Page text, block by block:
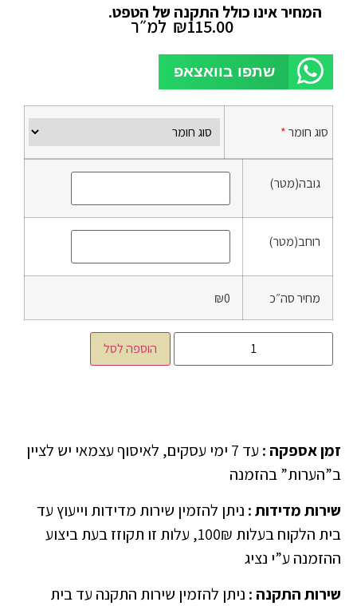
המחיר אינו כולל התקנה של הטפט.
₪115.00 למ״ר
שתפו בוואצאפ
סוג חומר*
גובה(מטר)
רוחב(מטר)
מחיר סה״כ ₪0
הוספה לסל
זמן אספקה :
עד 7 ימי עסקים, לאיסוף עצמאי יש לציין
ב”הערות” בהזמנה
שירות מדידות: ניתן להזמין שירות מדידות וייעוץ עד
בית הלקוח בעלות 100₪, עלות זו תקוזז בעת ביצוע
ההזמנה ע”י נציג
שירות התקנה : ניתן להזמין שירות התקנה עד בית